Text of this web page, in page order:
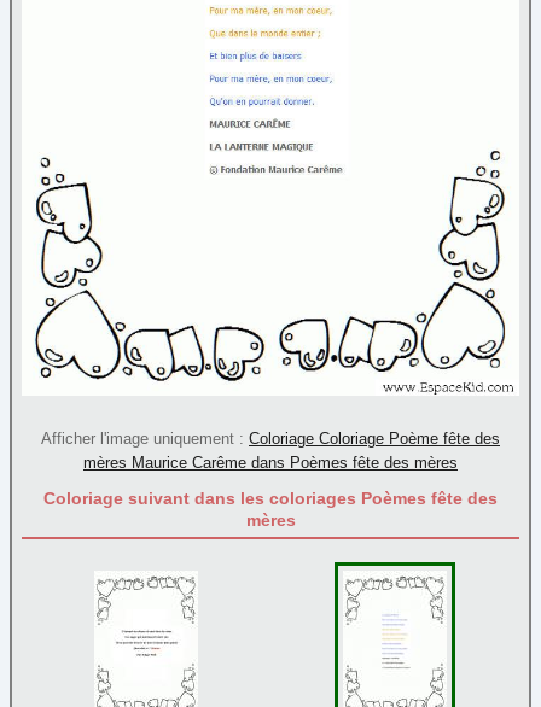
Afficher l'image uniquement : Coloriage Coloriage Poème fête des
mères Maurice Carême dans Poèmes fête des mères
Coloriage suivant dans les coloriages Poèmes fête des
mères